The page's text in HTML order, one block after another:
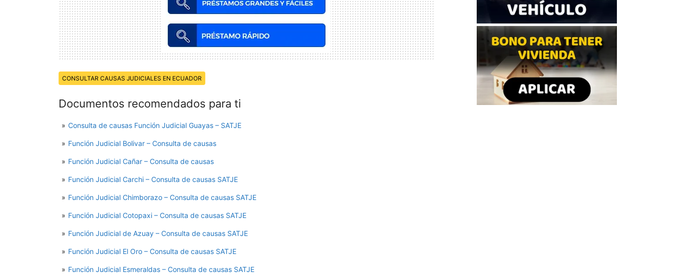
Temas:
CONSULTAR CAUSAS JUDICIALES EN ECUADOR
Documentos recomendados para ti
Consulta de causas Función Judicial Guayas – SATJE
Función Judicial Bolivar – Consulta de causas
Función Judicial Cañar – Consulta de causas
Función Judicial Carchi – Consulta de causas SATJE
Función Judicial Chimborazo – Consulta de causas SATJE
Función Judicial Cotopaxi – Consulta de causas SATJE
Función Judicial de Azuay – Consulta de causas SATJE
Función Judicial El Oro – Consulta de causas SATJE
Función Judicial Esmeraldas – Consulta de causas SATJE